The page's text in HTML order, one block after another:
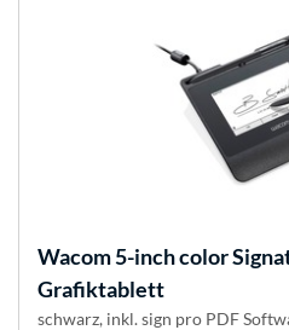
Wacom5-inch color
Grafiktablett
schwarz, inkl. sign pro PDF